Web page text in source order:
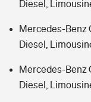
Diesel,
Mercedes-Benz
Diesel,
Mercedes-Benz
Diesel,